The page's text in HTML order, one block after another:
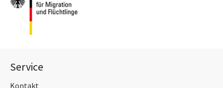
Service
Kontakt